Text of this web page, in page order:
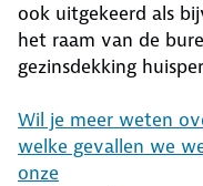
ook uitgekeerd als
het raam van de
gezinsdekking
Wil je meer weten
welke gevallen we
onze